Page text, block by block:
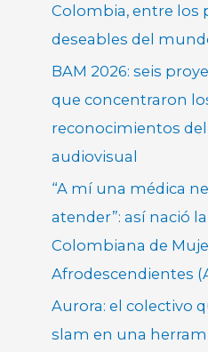
Colombia, entre los
deseables del
BAM 2026: seis
que concentraron
reconocimientos
audiovisual
“A mí una médica
atender”: así nació
Colombiana de
Afrodescendientes
Aurora: el colectivo
slam en una